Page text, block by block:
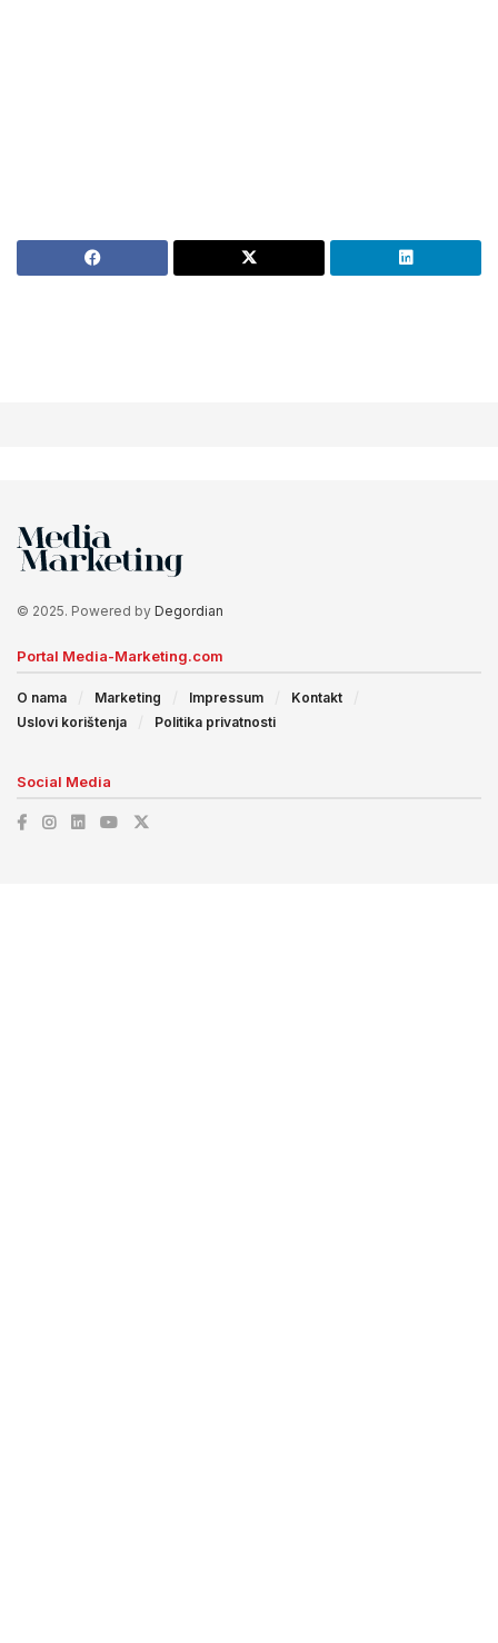
© 2025. Powered by Degordian
Portal Media-Marketing.com
O nama Marketing Impressum
Kontakt
Uslovi korištenja
Politika privatnosti
Social Media